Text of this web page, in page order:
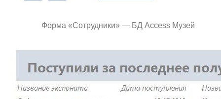
Форма «Сотрудники» — БД Access Музей